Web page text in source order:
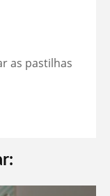
as pastilhas